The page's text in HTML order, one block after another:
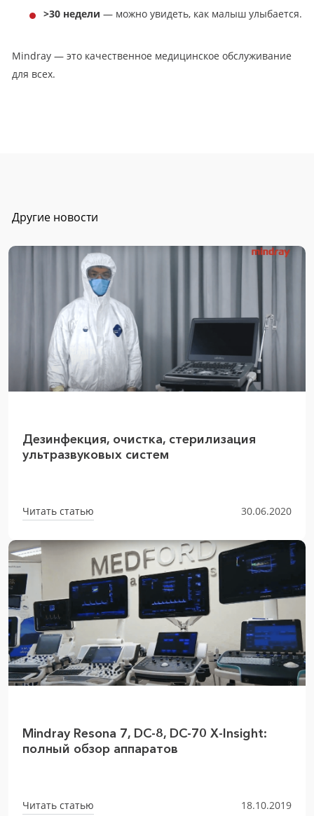
>30 недели — можно увидеть, как малыш улыбается.
Mindray — это качественное медицинское обслуживание
для всех.
Другие новости
Дезинфекция, очистка, стерилизация
ультразвуковых систем
30.06.2020
Читать статью
Mindray Resona 7, DC-8, DC-70 X-Insight:
полный обзор аппаратов
18.10.2019
Читать статью